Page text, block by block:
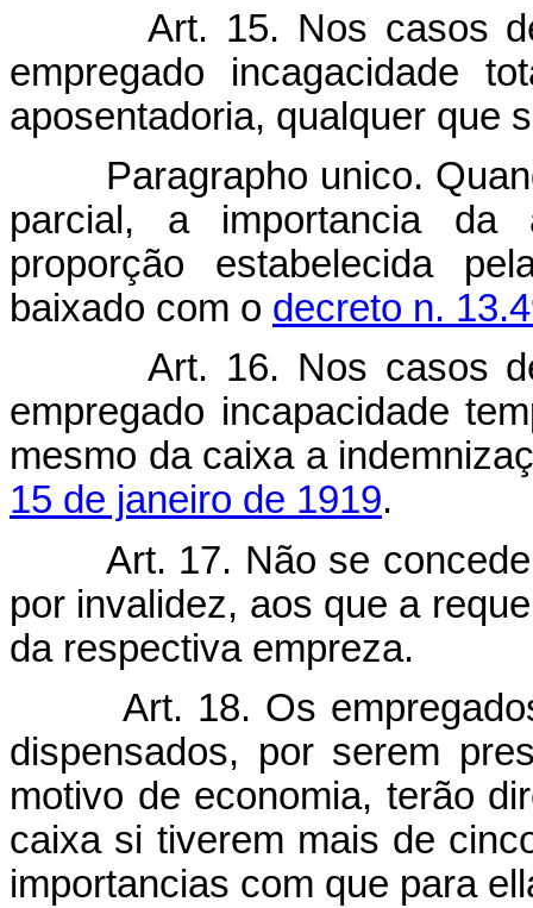
Art. 15. Nos casos
empregado incagacidade
aposentadoria, qualquer que
Paragrapho unico.
parcial, a importancia da
proporção estabelecida
baixado com o decreto n.
Art. 16. Nos casos
empregado incapacidade
mesmo da caixa a
15 de janeiro de 1919.
Art. 17. Não se
por invalidez, aos que a
da respectiva empreza.
Art. 18. Os
dispensados, por serem
motivo de economia, terão
caixa si tiverem mais de
importancias com que para